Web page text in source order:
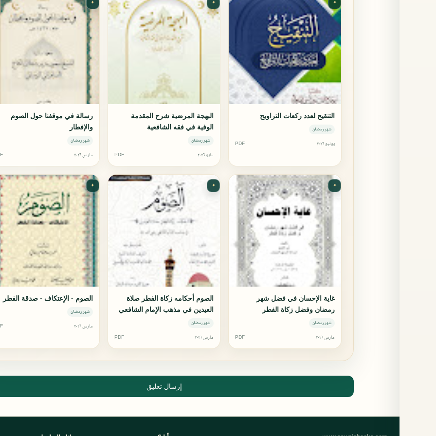
✦
التنقيح لعدد ركعات التراويح
شهر رمضان
يونيو ٢٠٢٦ PDF
✦
البهجة المرضية شرح المقدمة
الوفية في فقه الشافعية
شهر رمضان
مايو ٢٠٢٦ PDF
✦
رسالة في موقفنا حول الصوم
والإفطار
شهر رمضان
مارس ٢٠٢٦
✦
غاية الإحسان في فضل شهر
رمضان وفضل زكاة الفطر
شهر رمضان
مارس ٢٠٢٦ PDF
✦
الصوم أحكامه زكاة الفطر صلاة
العيدين في مذهب الإمام الشافعي
رضي الله عنه
شهر رمضان
مارس ٢٠٢٦ PDF
✦
الصوم - الإعتكاف - صدقة الفطر
شهر رمضان
مارس ٢٠٢٦
إرسال تعليق